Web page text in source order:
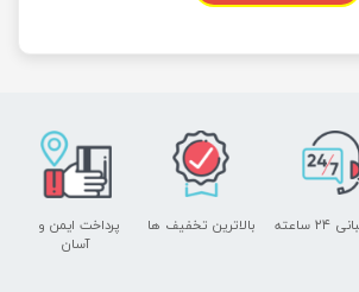
ساعته
پرداخت ایمن و ​​​​​​​
آسان
بالاترین تخفیف ها